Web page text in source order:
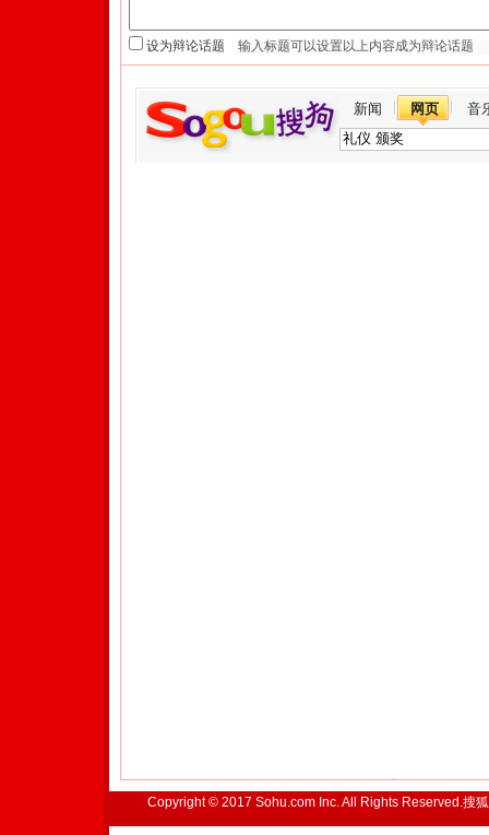
设为辩论话题
新闻 网页 音
Copyright © 2017 Sohu.com Inc. All Rights Reserved.搜